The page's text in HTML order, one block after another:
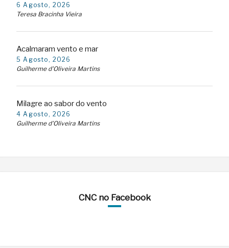
6 Agosto, 2026
Teresa Bracinha Vieira
Acalmaram vento e mar
5 Agosto, 2026
Guilherme d'Oliveira Martins
Milagre ao sabor do vento
4 Agosto, 2026
Guilherme d'Oliveira Martins
CNC no Facebook